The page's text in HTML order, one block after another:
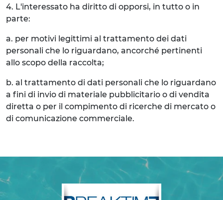
4. L'interessato ha diritto di opporsi, in tutto o in
parte:
a. per motivi legittimi al trattamento dei dati
personali che lo riguardano, ancorché pertinenti
allo scopo della raccolta;
b. al trattamento di dati personali che lo riguardano
a fini di invio di materiale pubblicitario o di vendita
diretta o per il compimento di ricerche di mercato o
di comunicazione commerciale.